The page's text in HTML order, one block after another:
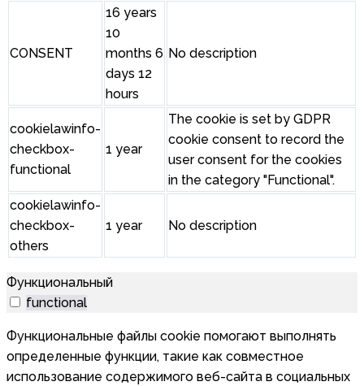
CONSENT
16 years
10
months 6
days 12
hours
No description
cookielawinfo-
checkbox-
functional
1 year
The cookie is set by GDPR
cookie consent to record the
user consent for the cookies
in the category "Functional".
cookielawinfo-
checkbox-
others
1 year No description
Функциональный
functional
Функциональные файлы cookie помогают выполнять
определенные функции, такие как совместное
использование содержимого веб-сайта в социальных